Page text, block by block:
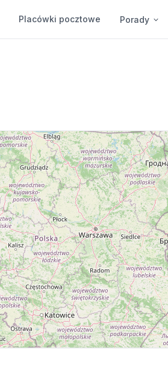
Placówki pocztowe Porady